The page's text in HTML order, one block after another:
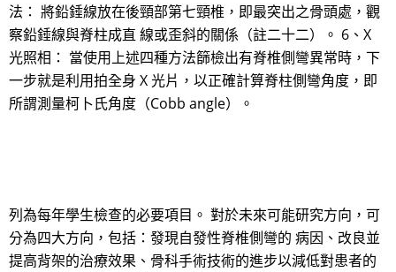
法： 將鉛錘線放在後頸部第七頸椎，即最突出之骨頭處，觀
察鉛錘線與脊柱成直 線或歪斜的關係（註二十二）。 6、X
光照相： 當使用上述四種方法篩檢出有脊椎側彎異常時，下
一步就是利用拍全身 X 光片，以正確計算脊柱側彎角度，即
所謂測量柯卜氏角度（Cobb angle）。
列為每年學生檢查的必要項目。 對於未來可能研究方向，可
分為四大方向，包括：發現自發性脊椎側彎的 病因、改良並
提高背架的治療效果、骨科手術技術的進步以減低對患者的